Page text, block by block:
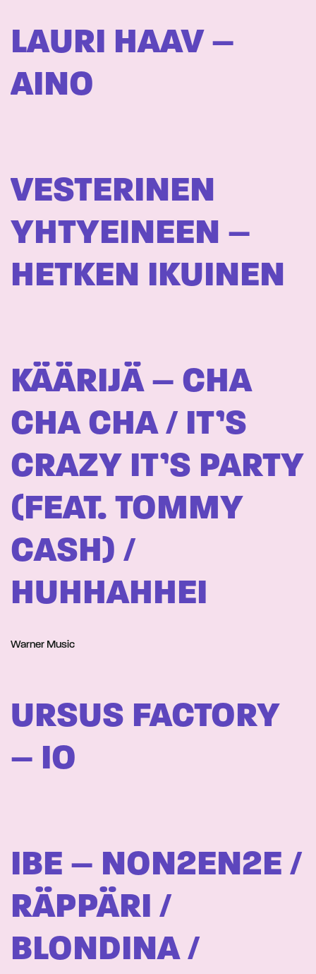
LAURI HAAV –
AINO
VESTERINEN
YHTYEINEEN –
HETKEN IKUINEN
KÄÄRIJÄ – CHA
CHA CHA / IT’S
CRAZY IT’S PARTY
(FEAT. TOMMY
CASH) /
HUHHAHHEI
Warner Music
URSUS FACTORY
– IO
IBE – NON2EN2E /
RÄPPÄRI /
BLONDINA /